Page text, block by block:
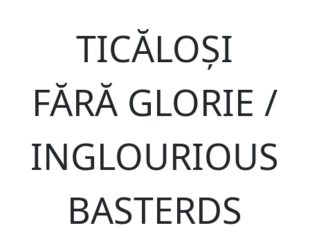
TICĂLOȘI
FĂRĂ GLORIE /
INGLOURIOUS
BASTERDS